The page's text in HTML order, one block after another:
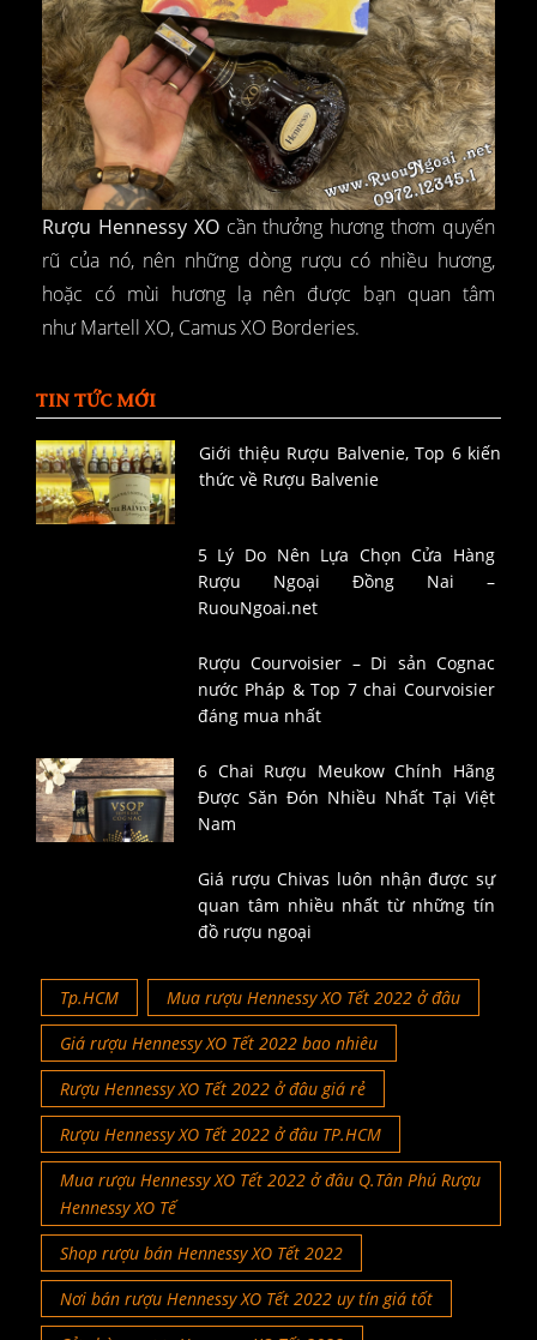
Rượu Hennessy XOcần thưởng hương thơm quyến
rũ của nó, nên những dòng rượu có nhiều hương,
hoặc có mùi hương lạ nên được bạn quan tâm
như Martell XO, Camus XO Borderies.
TIN TỨC MỚI
Giới thiệu Rượu Balvenie, Top 6 kiến
thức về Rượu Balvenie
5 Lý Do Nên Lựa Chọn Cửa Hàng
Rượu Ngoại Đồng Nai –
RuouNgoai.net
Rượu Courvoisier – Di sản Cognac
nước Pháp & Top 7 chai Courvoisier
đáng mua nhất
6 Chai Rượu Meukow Chính Hãng
Được Săn Đón Nhiều Nhất Tại Việt
Nam
Giá rượu Chivas luôn nhận được sự
quan tâm nhiều nhất từ những tín
đồ rượu ngoại
Tp.HCM
Mua rượu Hennessy XO Tết 2022 ở đâu
Giá rượu Hennessy XO Tết 2022 bao nhiêu
Rượu Hennessy XO Tết 2022 ở đâu giá rẻ
Rượu Hennessy XO Tết 2022 ở đâu TP.HCM
Mua rượu Hennessy XO Tết 2022 ở đâu Q.Tân Phú Rượu
Hennessy XO Tế
Shop rượu bán Hennessy XO Tết 2022
Nơi bán rượu Hennessy XO Tết 2022 uy tín giá tốt